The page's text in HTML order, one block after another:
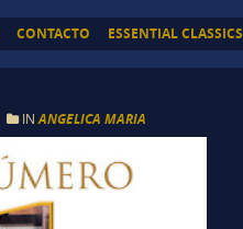
CONTACTO ESSENTIAL CLASSICS
INANGELICA MARIA